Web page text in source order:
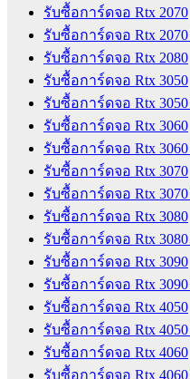
รับซื้อการ์ดจอ Rtx 2070
รับซื้อการ์ดจอ Rtx
รับซื้อการ์ดจอ Rtx 2080
รับซื้อการ์ดจอ Rtx 3050
รับซื้อการ์ดจอ Rtx
รับซื้อการ์ดจอ Rtx 3060
รับซื้อการ์ดจอ Rtx
รับซื้อการ์ดจอ Rtx 3070
รับซื้อการ์ดจอ Rtx
รับซื้อการ์ดจอ Rtx 3080
รับซื้อการ์ดจอ Rtx
รับซื้อการ์ดจอ Rtx 3090
รับซื้อการ์ดจอ Rtx
รับซื้อการ์ดจอ Rtx 4050
รับซื้อการ์ดจอ Rtx
รับซื้อการ์ดจอ Rtx 4060
รับซื้อการ์ดจอ Rtx